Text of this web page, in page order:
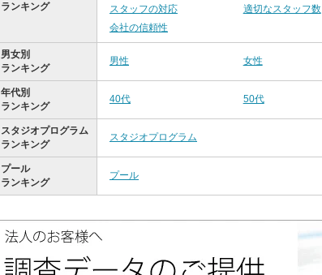
ランキング
スタッフの対応
適切なスタッフ数
会社の信頼性
男女別
ランキング
男性 女性
年代別
ランキング
40代 50代
スタジオプログラム
ランキング
スタジオプログラム
プール
ランキング
プール